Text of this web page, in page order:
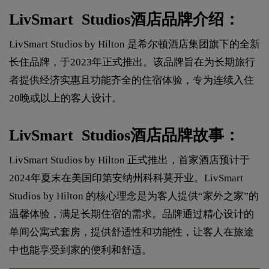
LivSmart Studios酒店品牌介绍：
LivSmart Studios by Hilton 是希尔顿酒店集团旗下的全新
长住品牌，于2023年正式推出。该品牌旨在为长期旅行
者提供经济实惠且功能齐全的住宿体验，专为连续入住
20晚或以上的客人设计。
LivSmart Studios酒店品牌故事：
LivSmart Studios by Hilton 正式推出，首家酒店预计于
2024年夏末在美国印第安纳州科科莫开业。LivSmart
Studios by Hilton 的核心理念是为客人提供“家外之家”的
温馨体验，满足长期住宿的需求。品牌通过精心设计的
单间公寓式套房，提供舒适性和功能性，让客人在旅途
中也能享受到家的便利和舒适。